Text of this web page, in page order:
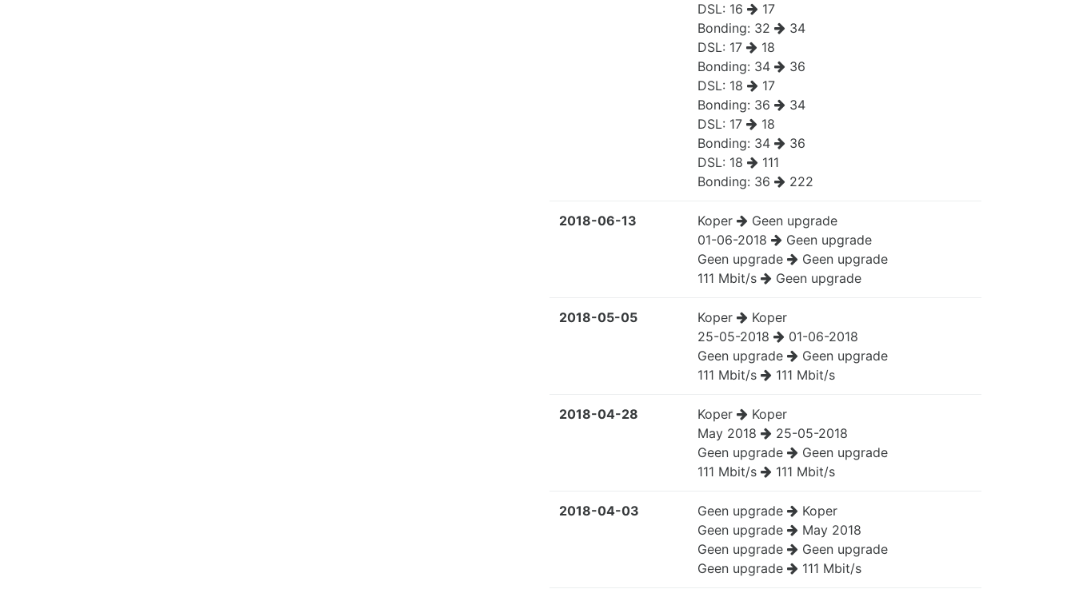
DSL: 16
17
Bonding: 32
34
DSL: 17
18
Bonding: 34
36
DSL: 18
17
Bonding: 36
34
DSL: 17
18
Bonding: 34
36
DSL: 18
111
Bonding: 36 222
2018-06-13 Koper
Geen upgrade
01-06-2018
Geen upgrade
Geen upgrade
Geen upgrade
111 Mbit/s
Geen upgrade
2018-05-05 Koper
Koper
25-05-2018
01-06-2018
Geen upgrade
Geen upgrade
111 Mbit/s
111 Mbit/s
2018-04-28 Koper
Koper
May 2018
25-05-2018
Geen upgrade
Geen upgrade
111 Mbit/s
111 Mbit/s
2018-04-03 Geen upgrade
Koper
Geen upgrade
May 2018
Geen upgrade
Geen upgrade
Geen upgrade
111 Mbit/s